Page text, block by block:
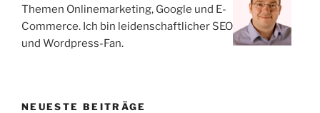
Themen Onlinemarketing, Google und E-
Commerce. Ich bin leidenschaftlicher SEO
und Wordpress-Fan.
NEUESTE BEITRÄGE